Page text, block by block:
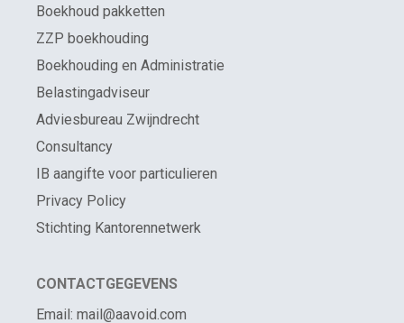
Boekhoud pakketten
ZZP boekhouding
Boekhouding en Administratie
Belastingadviseur
Adviesbureau Zwijndrecht
Consultancy
IB aangifte voor particulieren
Privacy Policy
Stichting Kantorennetwerk
CONTACTGEGEVENS
Email: mail@aavoid.com